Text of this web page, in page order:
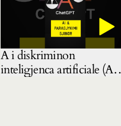
A i diskriminon
inteligjenca artificiale (AI)